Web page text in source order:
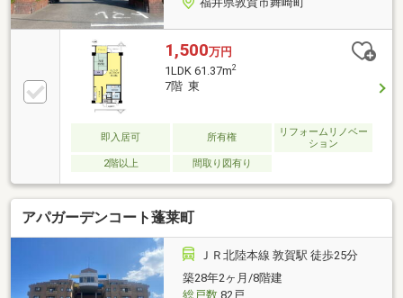
1,500万円
1LDK 61.37m2
7階 東
即入居可 所有権
リフォームリノベー
ション
2階以上
間取り図有り
アパガーデンコート蓬莱町
ＪＲ北陸本線 敦賀駅 徒歩25分
築28年2ヶ月/8階建
総戸数82戸